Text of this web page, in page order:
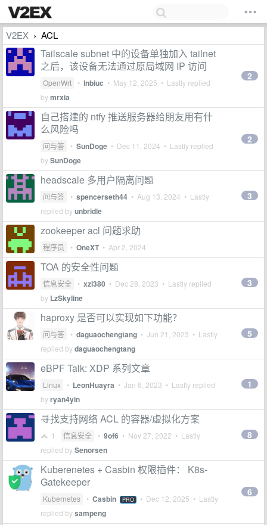
V2EX › ACL
Tailscale subnet 中的设备单独加入 tailnet
之后，该设备无法通过原局域网 IP 访问
OpenWrt • lnbiuc • May 12, 2025 • Lastly replied
bymrxia
2
自己搭建的 ntfy 推送服务器给朋友用有什
么风险吗
问与答 • SunDoge • Dec 11, 2024 • Lastly replied
bySunDoge
2
headscale 多用户隔离问题
问与答 • spencerseth44 • Aug 13, 2024 • Lastly
replied byunbridle
3
zookeeper acl 问题求助
程序员 • OneXT • Apr 2, 2024
TOA 的安全性问题
信息安全 • xzl380 • Dec 28, 2023 • Lastly replied
by LzSkyline
3
haproxy 是否可以实现如下功能？
问与答 • daguaochengtang • Jun 21, 2023 • Lastly
replied bydaguaochengtang
5
eBPF Talk: XDP 系列文章
Linux • LeonHuayra • Jan 6, 2023 • Lastly replied
byryan4yin
1
寻找支持网络 ACL 的容器/虚拟化方案
1 信息安全 • 9of6 • Nov 27, 2022 • Lastly
replied bySenorsen
8
Kuberenetes + Casbin 权限插件： K8s-
Gatekeeper
Kubernetes • Casbin PRO • Dec 12, 2025 • Lastly
replied bysampeng
6